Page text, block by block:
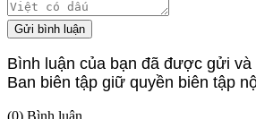
Gửi bình luận
Bình luận của bạn đã được gửi
Ban biên tập giữ quyền biên tập
(0) Bình luận